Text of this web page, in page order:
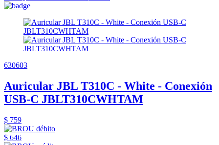
630603
Auricular JBL T310C - White - Conexión
USB-C JBLT310CWHTAM
$ 759
$ 646